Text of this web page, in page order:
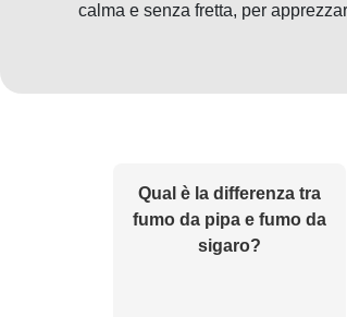
calma e senza fretta, per
Qual è la differenza tra
fumo da pipa e fumo da
sigaro?